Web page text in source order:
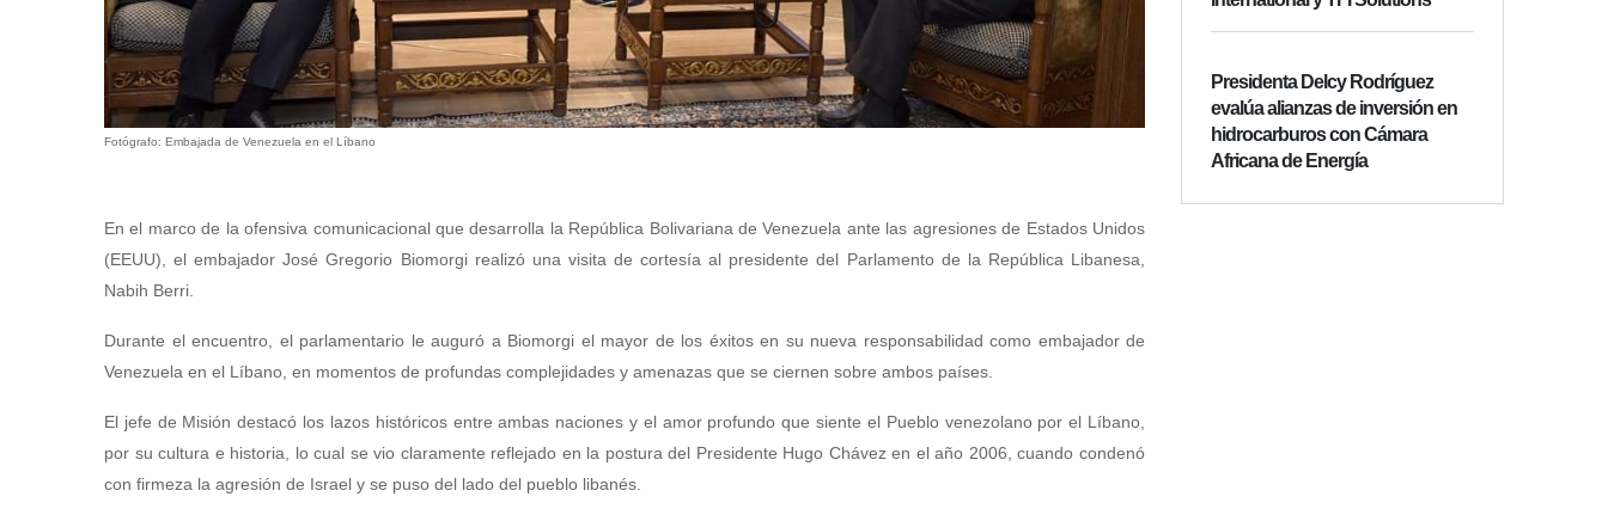
Fotógrafo: Embajada de Venezuela en el Líbano
En el marco de la ofensiva comunicacional que desarrolla la República Bolivariana de Venezuela ante las agresiones de Estados Unidos
(EEUU), el embajador José Gregorio Biomorgi realizó una visita de cortesía al presidente del Parlamento de la República Libanesa,
Nabih Berri.
Durante el encuentro, el parlamentario le auguró a Biomorgi el mayor de los éxitos en su nueva responsabilidad como embajador de
Venezuela en el Líbano, en momentos de profundas complejidades y amenazas que se ciernen sobre ambos países.
El jefe de Misión destacó los lazos históricos entre ambas naciones y el amor profundo que siente el Pueblo venezolano por el Líbano,
por su cultura e historia, lo cual se vio claramente reflejado en la postura del Presidente Hugo Chávez en el año 2006, cuando condenó
con firmeza la agresión de Israel y se puso del lado del pueblo libanés.
Presidenta Delcy Rodríguez
evalúa alianzas de inversión en
hidrocarburos con Cámara
Africana de Energía